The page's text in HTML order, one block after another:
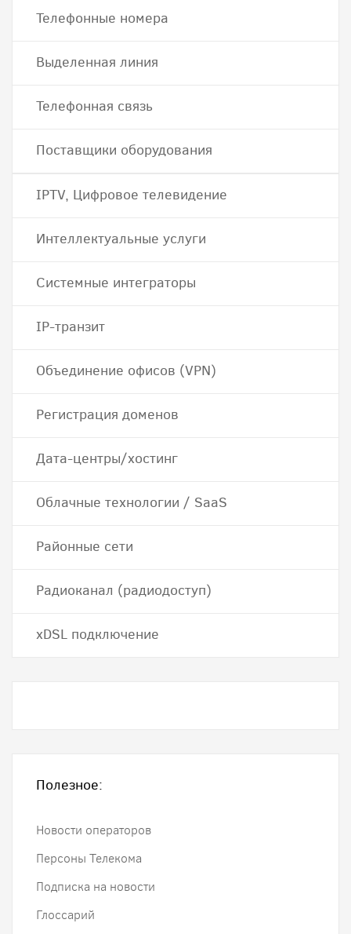
Телефонные номера
Выделенная линия
Телефонная связь
Поставщики оборудования
IPTV, Цифровое телевидение
Интеллектуальные услуги
Системные интеграторы
IP-транзит
Объединение офисов (VPN)
Регистрация доменов
Дата-центры/хостинг
Облачные технологии / SaaS
Районные сети
Радиоканал (радиодоступ)
хDSL подключение
Полезное:
Новости операторов
Персоны Телекома
Подписка на новости
Глоссарий